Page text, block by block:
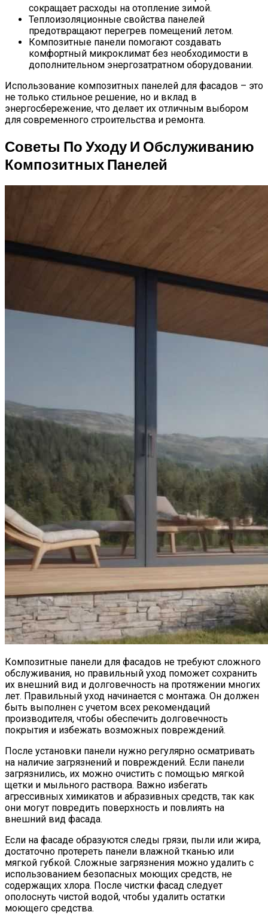
сокращает расходы на отопление зимой.
Теплоизоляционные свойства панелей
предотвращают перегрев помещений летом.
Композитные панели помогают создавать
комфортный микроклимат без необходимости в
дополнительном энергозатратном оборудовании.
Использование композитных панелей для фасадов – это
не только стильное решение, но и вклад в
энергосбережение, что делает их отличным выбором
для современного строительства и ремонта.
Советы По Уходу И Обслуживанию
Композитных Панелей
Композитные панели для фасадов не требуют сложного
обслуживания, но правильный уход поможет сохранить
их внешний вид и долговечность на протяжении многих
лет. Правильный уход начинается с монтажа. Он должен
быть выполнен с учетом всех рекомендаций
производителя, чтобы обеспечить долговечность
покрытия и избежать возможных повреждений.
После установки панели нужно регулярно осматривать
на наличие загрязнений и повреждений. Если панели
загрязнились, их можно очистить с помощью мягкой
щетки и мыльного раствора. Важно избегать
агрессивных химикатов и абразивных средств, так как
они могут повредить поверхность и повлиять на
внешний вид фасада.
Если на фасаде образуются следы грязи, пыли или жира,
достаточно протереть панели влажной тканью или
мягкой губкой. Сложные загрязнения можно удалить с
использованием безопасных моющих средств, не
содержащих хлора. После чистки фасад следует
ополоснуть чистой водой, чтобы удалить остатки
моющего средства.